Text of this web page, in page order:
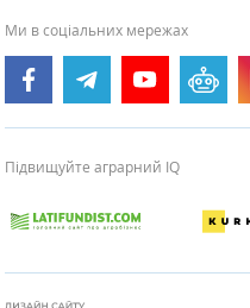
Ми в соціальних мережах
Підвищуйте аграрний IQ